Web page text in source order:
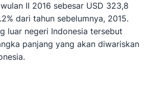
II 2016 sebesar USD 323,8
dari tahun sebelumnya, 2015.
luar negeri Indonesia tersebut
panjang yang akan diwariskan